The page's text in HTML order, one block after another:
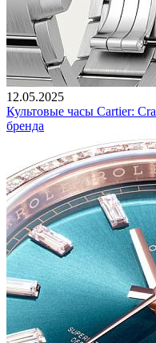
12.05.2025
Культовые часы Cartier:
бренда